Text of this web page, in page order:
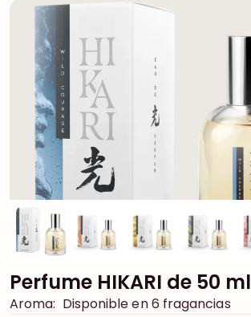
Perfume HIKARI de 50 ml
Aroma: Disponible en 6 fragancias